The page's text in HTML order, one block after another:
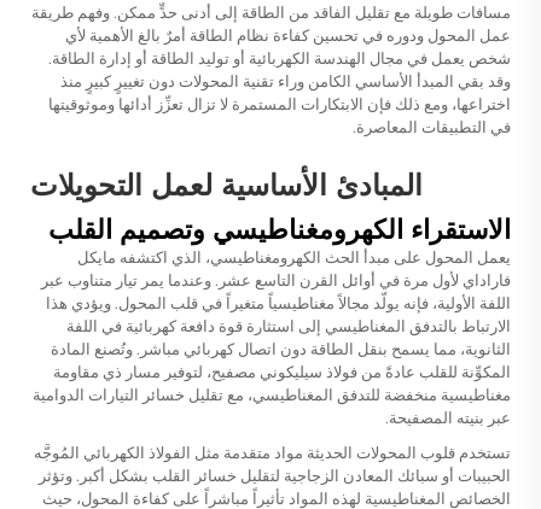
مسافات طويلة مع تقليل الفاقد من الطاقة إلى أدنى حدٍّ ممكن. وفهم طريقة
عمل المحول ودوره في تحسين كفاءة نظام الطاقة أمرٌ بالغ الأهمية لأي
شخص يعمل في مجال الهندسة الكهربائية أو توليد الطاقة أو إدارة الطاقة.
وقد بقي المبدأ الأساسي الكامن وراء تقنية المحولات دون تغييرٍ كبيرٍ منذ
اختراعها، ومع ذلك فإن الابتكارات المستمرة لا تزال تعزِّز أدائها وموثوقيتها
في التطبيقات المعاصرة.
المبادئ الأساسية لعمل التحويلات
الاستقراء الكهرومغناطيسي وتصميم القلب
يعمل المحول على مبدأ الحث الكهرومغناطيسي، الذي اكتشفه مايكل
فاراداي لأول مرة في أوائل القرن التاسع عشر. وعندما يمر تيار متناوب عبر
اللفة الأولية، فإنه يولّد مجالاً مغناطيسياً متغيراً في قلب المحول. ويؤدي هذا
الارتباط بالتدفق المغناطيسي إلى استثارة قوة دافعة كهربائية في اللفة
الثانوية، مما يسمح بنقل الطاقة دون اتصال كهربائي مباشر. وتُصنع المادة
المكوِّنة للقلب عادةً من فولاذ سيليكوني مصفيح، لتوفير مسار ذي مقاومة
مغناطيسية منخفضة للتدفق المغناطيسي، مع تقليل خسائر التيارات الدوامية
عبر بنيته المصفيحة.
تستخدم قلوب المحولات الحديثة مواد متقدمة مثل الفولاذ الكهربائي المُوجَّه
الحبيبات أو سبائك المعادن الزجاجية لتقليل خسائر القلب بشكل أكبر. وتؤثر
الخصائص المغناطيسية لهذه المواد تأثيراً مباشراً على كفاءة المحول، حيث